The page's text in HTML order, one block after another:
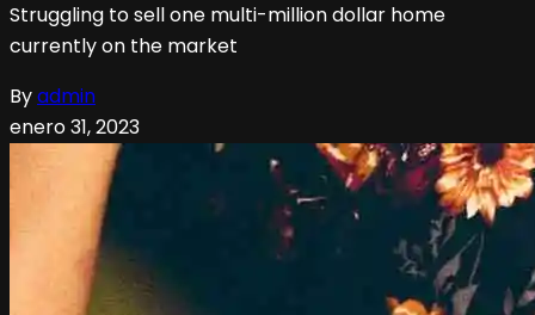
Struggling to sell one multi-million dollar home
currently on the market
Byadmin
enero 31, 2023